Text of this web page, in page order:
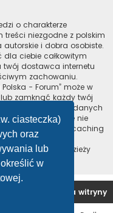
ciasteczka)
oraz
lub
w
o charakterze
treści niezgodne z polskim
i dobra osobiste.
dla ciebie całkowitym
twój dostawca internetu
zachowaniu.
- Forum” może w
zamknąć każdy twój
wszystkich podanych
Informacje te nie
ale ani „Opencaching
za
dojść do kradzieży
Usuń ciasteczka witryny